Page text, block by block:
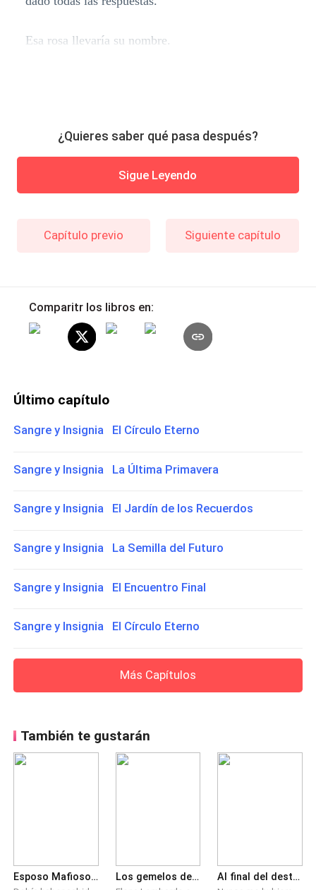
Esa rosa llevaría su nombre.
¿Quieres saber qué pasa después?
Sigue Leyendo
Capítulo previo Siguiente capítulo
Comparitr los libros en:
Último capítulo
Sangre y Insignia El Círculo Eterno
Sangre y Insignia La Última Primavera
Sangre y Insignia El Jardín de los Recuerdos
Sangre y Insignia La Semilla del Futuro
Sangre y Insignia El Encuentro Final
Sangre y Insignia El Círculo Eterno
Más Capítulos
También te gustarán
Esposo Mafioso, quiero el divorcio. Los gemelos de la curvy con el mafioso despiadado Al final del destino